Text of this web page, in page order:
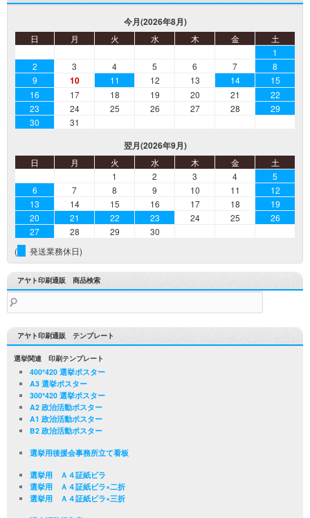
今月(2026年8月)
日 月 火 水 木 金
土
1
2
3 4 5 6 7
8
9
10 11 12 13 14
15
16
17 18 19 20 21
22
23
24 25 26 27 28
29
30
31
翌月(2026年9月)
日 月 火 水 木 金
土
1
2 3 4
5
6
7 8 9 10 11
12
13
14 15 16 17 18
19
20
21 22 23 24 25
26
27
28 29
30
(
発送業務休日)
アヤト印刷通販 商品検索
検
索:
アヤト印刷通販 テンプレート
選挙関連 印刷テンプレート
400*420 選挙ポスター
A3 選挙ポスター
300*420 選挙ポスター
A2 政治活動ポスター
A1 政治活動ポスター
B2 政治活動ポスター
選挙用後援会事務所立て看板
選挙用 Ａ４証紙ビラ
選挙用 Ａ４証紙ビラ×二折
選挙用 Ａ４証紙ビラ×三折